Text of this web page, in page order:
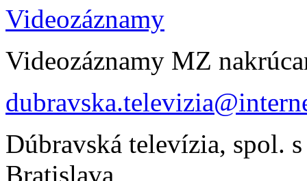
Videozáznamy
Videozáznamy MZ
Dúbravská televízia, spol.
Bratislava